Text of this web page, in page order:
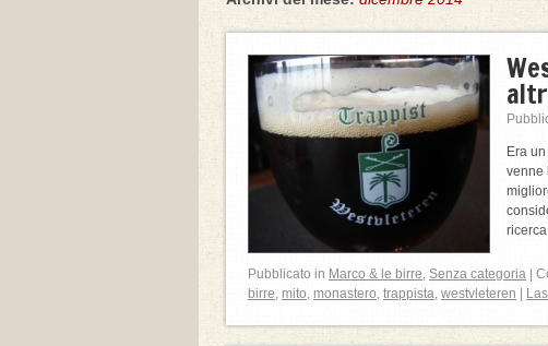
Era
venne
Pubblicato in Marco & le birre, Senza categoria
birre, mito, monastero, trappista, westvleteren